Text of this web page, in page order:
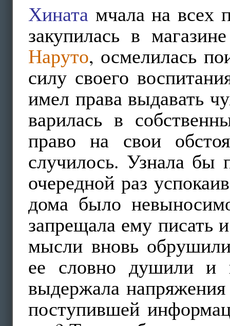
Хината мчала на всех
закупилась в
Наруто, осмелилась
силу своего
имел права выдавать
варилась в
право на свои
случилось. Узнала
очередной раз
дома было
запрещала ему писать
мысли вновь
ее словно душили и
выдержала
поступившей